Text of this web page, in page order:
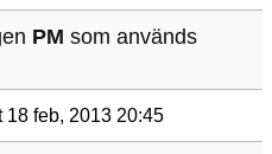
PM som används
18 feb, 2013 20:45